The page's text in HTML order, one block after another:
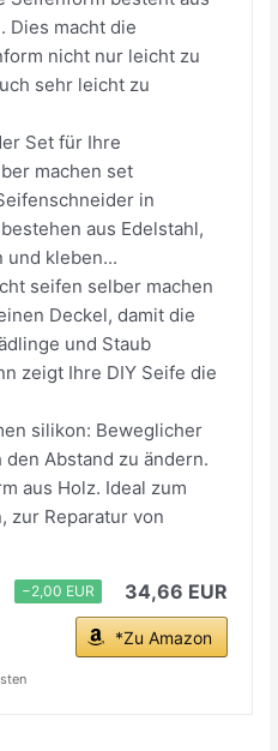
Dies macht die
nicht nur leicht zu
sehr leicht zu
Set für Ihre
machen set
in
aus Edelstahl,
und kleben...
seifen selber machen
Deckel, damit die
und Staub
zeigt Ihre DIY Seife die
silikon: Beweglicher
Abstand zu ändern.
aus Holz. Ideal zum
zur Reparatur von
−2,00 EUR 34,66 EUR
*Zu Amazon